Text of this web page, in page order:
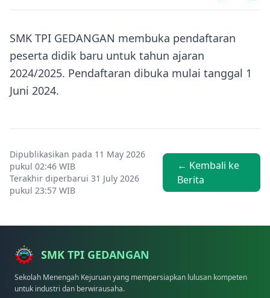
SMK TPI GEDANGAN membuka pendaftaran
peserta didik baru untuk tahun ajaran
2024/2025. Pendaftaran dibuka mulai tanggal 1
Juni 2024.
Dipublikasikan pada 11 May 2026
pukul 02:46 WIB
Terakhir diperbarui 31 July 2026
pukul 23:57 WIB
← Kembali ke
Berita
SMK TPI GEDANGAN
Sekolah Menengah Kejuruan yang mempersiapkan lulusan kompeten
untuk industri dan berwirausaha.